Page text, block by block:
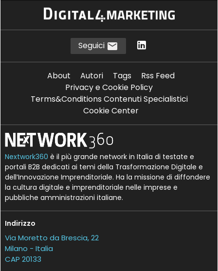
Seguici
About Autori Tags
Rss Feed
Privacy e Cookie Policy
Terms&Conditions Contenuti Specialistici
Cookie Center
Nextwork360 è il più grande network in Italia di testate e
portali B2B dedicati ai temi della Trasformazione Digitale e
dell’Innovazione Imprenditoriale. Ha la missione di diffondere
la cultura digitale e imprenditoriale nelle imprese e
pubbliche amministrazioni italiane.
Indirizzo
Via Moretto da Brescia, 22
Milano - Italia
CAP 20133